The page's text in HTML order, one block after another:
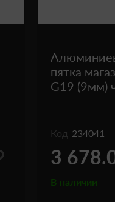
пятка
G19 (9мм)
Код 234041
3
В наличии